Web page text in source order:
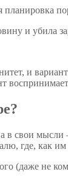
и убила
и
мысли
где, как
(даже не